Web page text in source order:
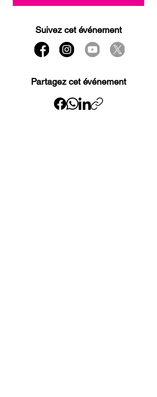
Suivez cet événement
Partagez cet événement